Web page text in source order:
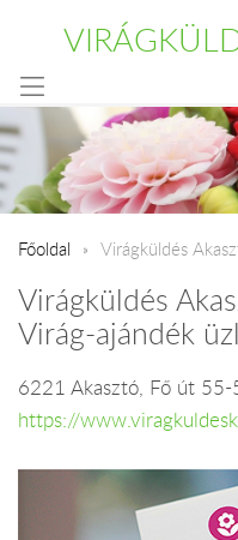
Főoldal Virágküldés
Virágküldés
Virág-ajándék
6221 Akasztó, Fő út 55-
https://